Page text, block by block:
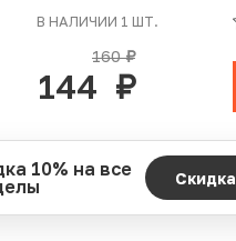
В НАЛИЧИИ 1 ШТ.
160руб.
144 руб.
10% на все